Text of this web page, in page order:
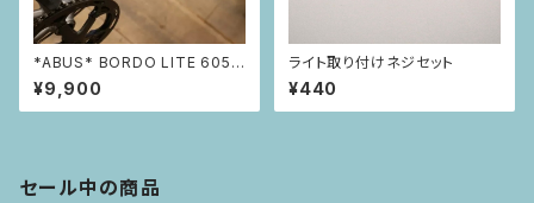
*ABUS* BORDO LITE 605
5/85K
¥9,900
ライト取り付けネジセット
¥440
セール中の商品